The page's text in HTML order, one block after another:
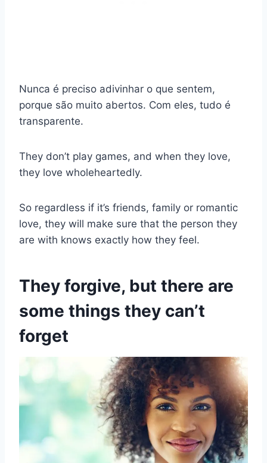
Nunca é preciso adivinhar o que sentem,
porque são muito abertos. Com eles, tudo é
transparente.
They don’t play games, and when they love,
they love wholeheartedly.
So regardless if it’s friends, family or romantic
love, they will make sure that the person they
are with knows exactly how they feel.
They forgive, but there are
some things they can’t
forget